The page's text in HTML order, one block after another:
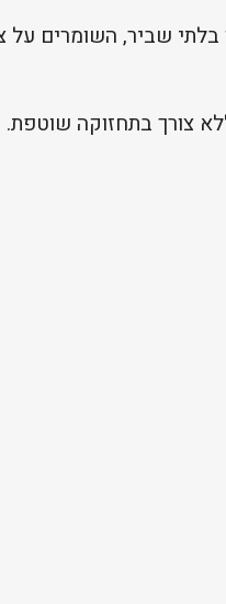
שביר, השומרים על
צורך בתחזוקה שוטפת.